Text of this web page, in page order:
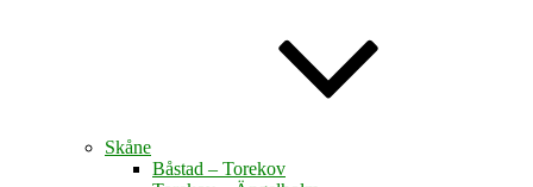
Skåne
Båstad – Torekov